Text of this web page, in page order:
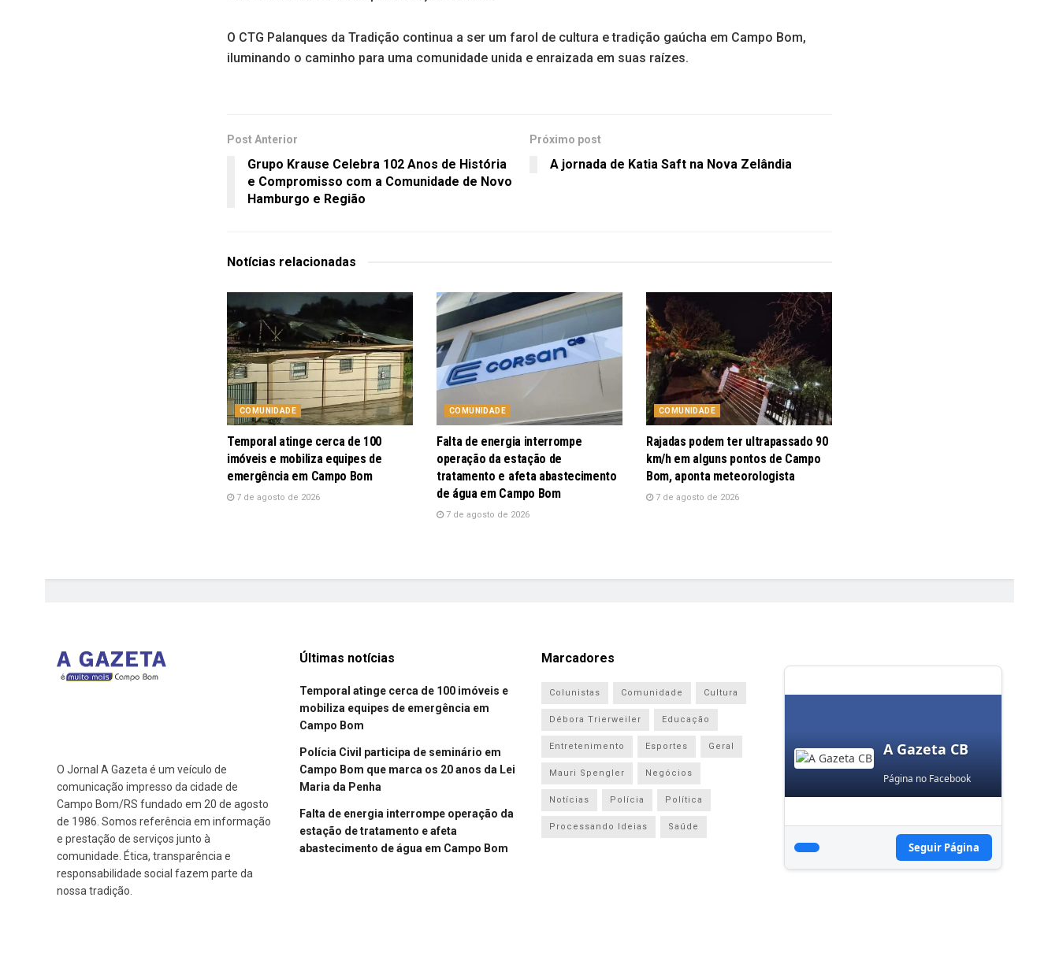
O CTG Palanques da Tradição continua a ser um farol de cultura e tradição gaúcha em Campo Bom,
iluminando o caminho para uma comunidade unida e enraizada em suas raízes.
Post Anterior
Grupo Krause Celebra 102 Anos de História
e Compromisso com a Comunidade de Novo
Hamburgo e Região
Próximo post
A jornada de Katia Saft na Nova Zelândia
Notícias relacionadas
COMUNIDADE
Temporal atinge cerca de 100
imóveis e mobiliza equipes de
emergência em Campo Bom
7 de agosto de 2026
COMUNIDADE
Falta de energia interrompe
operação da estação de
tratamento e afeta abastecimento
de água em Campo Bom
7 de agosto de 2026
COMUNIDADE
Rajadas podem ter ultrapassado 90
km/h em alguns pontos de Campo
Bom, aponta meteorologista
7 de agosto de 2026
O Jornal A Gazeta é um veículo de
comunicação impresso da cidade de
Campo Bom/RS fundado em 20 de agosto
de 1986. Somos referência em informação
e prestação de serviços junto à
comunidade. Ética, transparência e
responsabilidade social fazem parte da
nossa tradição.
Últimas notícias
Temporal atinge cerca de 100 imóveis e
mobiliza equipes de emergência em
Campo Bom
Polícia Civil participa de seminário em
Campo Bom que marca os 20 anos da Lei
Maria da Penha
Falta de energia interrompe operação da
estação de tratamento e afeta
abastecimento de água em Campo Bom
Marcadores
Colunistas Comunidade Cultura
Débora Trierweiler Educação
Entretenimento Esportes Geral
Mauri Spengler Negócios
Notícias Polícia Política
Processando Ideias Saúde
A Gazeta CB
Página no Facebook
Seguir Página